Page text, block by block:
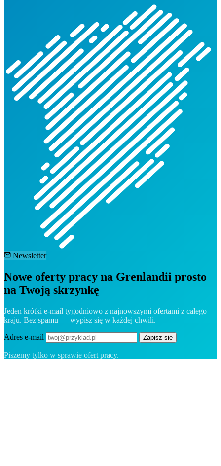
Newsletter
Nowe oferty pracy na Grenlandii prosto
na Twoją skrzynkę
Jeden krótki e-mail tygodniowo z najnowszymi ofertami z całego
kraju. Bez spamu — wypisz się w każdej chwili.
Adres e-mail Zapisz się
Piszemy tylko w sprawie ofert pracy.